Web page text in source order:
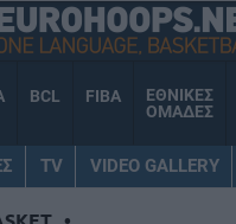
BCL FIBA
ΕΘΝΙΚΕΣ
ΟΜΑΔΕΣ
TV VIDEO GALLERY